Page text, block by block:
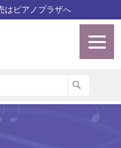
はピアノプラザへ